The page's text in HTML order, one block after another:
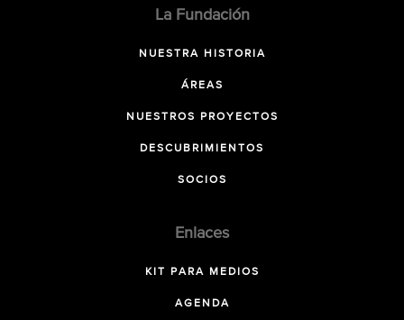
La Fundación
NUESTRA HISTORIA
ÁREAS
NUESTROS PROYECTOS
DESCUBRIMIENTOS
SOCIOS
Enlaces
KIT PARA MEDIOS
AGENDA